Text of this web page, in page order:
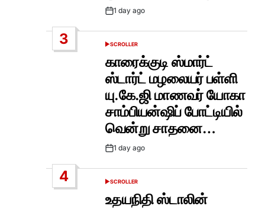
Post1 day ago
3
POSTED
SCROLLER
காரைக்குடி ஸ்மார்ட்
ஸ்டார்ட் மழலையர் பள்ளி
யு.கே.ஜி மாணவர் யோகா
சாம்பியன்ஷிப் போட்டியில்
வென்று சாதனை…
Post1 day ago
4
POSTED
SCROLLER
உதயநிதி ஸ்டாலின்